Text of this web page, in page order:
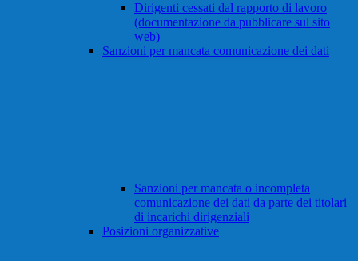
Dirigenti cessati dal rapporto di lavoro
(documentazione da pubblicare sul sito
web)
Sanzioni per mancata comunicazione dei dati
Sanzioni per mancata o incompleta
comunicazione dei dati da parte dei titolari
di incarichi dirigenziali
Posizioni organizzative